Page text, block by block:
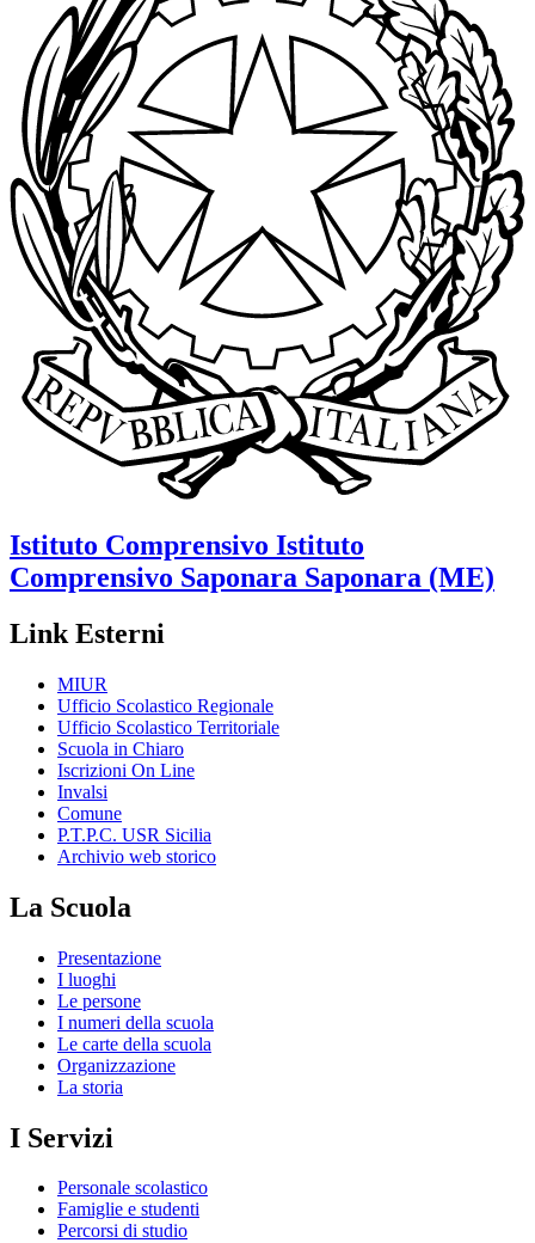
Istituto Comprensivo Istituto
Comprensivo Saponara Saponara (ME)
Link Esterni
MIUR
Ufficio Scolastico Regionale
Ufficio Scolastico Territoriale
Scuola in Chiaro
Iscrizioni On Line
Invalsi
Comune
P.T.P.C. USR Sicilia
Archivio web storico
La Scuola
Presentazione
I luoghi
Le persone
I numeri della scuola
Le carte della scuola
Organizzazione
La storia
I Servizi
Personale scolastico
Famiglie e studenti
Percorsi di studio